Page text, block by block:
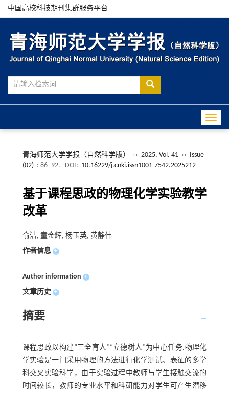
中国高校科技期刊集群服务平台
青海师范大学学报（自然科学版） ›› 2025, Vol. 41 ››
Issue
(02) : 86 -92. DOI: 10.16229/j.cnki.issn1001-7542.2025212
基于课程思政的物理化学实验教学
改革
俞洁, 童金辉, 杨玉英, 黄静伟
作者信息 +
Author information +
文章历史 +
摘要
课程思政以构建“三全育人”“立德树人”为中心任务.物理化
学实验是一门采用物理的方法进行化学测试、表征的多学
科交叉实验科学，由于实验过程中教师与学生接触交流的
时间较长，教师的专业水平和科研能力对学生可产生潜移